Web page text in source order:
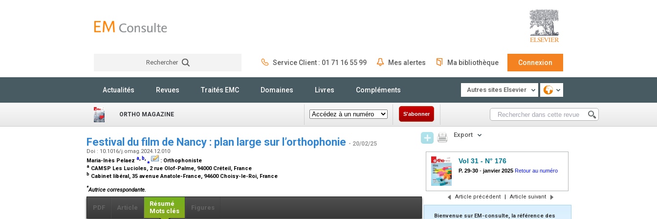
Rechercher Service Client : 01 71 16 55 99 Mes alertes Ma bibliothèque Connexion
Actualités Revues Traités EMC Domaines Livres Compléments Autres sites Elsevier
ORTHO MAGAZINE S'abonner
Festival du film de Nancy : plan large sur l’orthophonie - 20/02/25
Doi : 10.1016/j.omag.2024.12.010
Maria-Inès Pelaez a, b,⁎ : Orthophoniste
a CAMSP Les Lucioles, 2 rue Olof-Palme, 94000 Créteil, France
b Cabinet libéral, 35 avenue Anatole-France, 94600 Choisy-le-Roi, France
*Autrice correspondante.
PDF Article
Résumé
Mots clés
Figures
Export
Vol 31 - N° 176
P. 29-30 - janvier 2025 Retour au numéro
Article précédent | Article suivant
Bienvenue sur EM-consulte, la référence des